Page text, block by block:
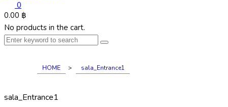
0
0.00 ฿
No products in the cart.
HOME > sala_Entrance1
sala_Entrance1